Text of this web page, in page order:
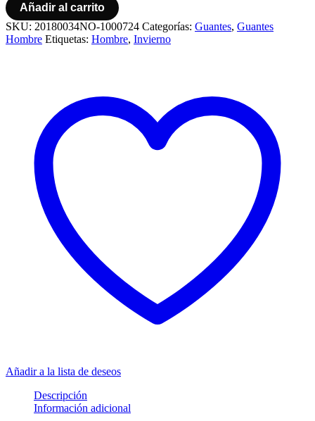
Añadir al carrito
SKU: 20180034NO-1000724 Categorías: Guantes, Guantes
Hombre Etiquetas: Hombre, Invierno
Añadir a la lista de deseos
Descripción
Información adicional